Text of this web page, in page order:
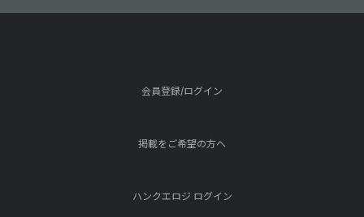
会員登録/ログイン
掲載をご希望の方へ
ハンクエロジ ログイン